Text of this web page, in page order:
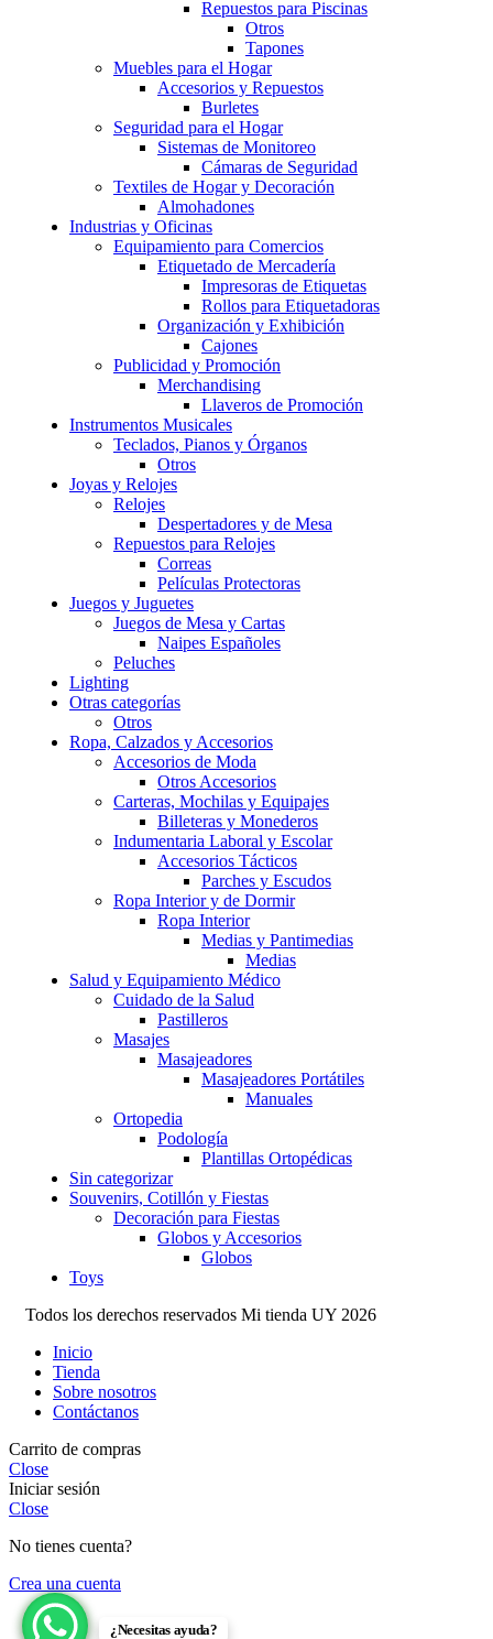
Repuestos para Piscinas
Otros
Tapones
Muebles para el Hogar
Accesorios y Repuestos
Burletes
Seguridad para el Hogar
Sistemas de Monitoreo
Cámaras de Seguridad
Textiles de Hogar y Decoración
Almohadones
Industrias y Oficinas
Equipamiento para Comercios
Etiquetado de Mercadería
Impresoras de Etiquetas
Rollos para Etiquetadoras
Organización y Exhibición
Cajones
Publicidad y Promoción
Merchandising
Llaveros de Promoción
Instrumentos Musicales
Teclados, Pianos y Órganos
Otros
Joyas y Relojes
Relojes
Despertadores y de Mesa
Repuestos para Relojes
Correas
Películas Protectoras
Juegos y Juguetes
Juegos de Mesa y Cartas
Naipes Españoles
Peluches
Lighting
Otras categorías
Otros
Ropa, Calzados y Accesorios
Accesorios de Moda
Otros Accesorios
Carteras, Mochilas y Equipajes
Billeteras y Monederos
Indumentaria Laboral y Escolar
Accesorios Tácticos
Parches y Escudos
Ropa Interior y de Dormir
Ropa Interior
Medias y Pantimedias
Medias
Salud y Equipamiento Médico
Cuidado de la Salud
Pastilleros
Masajes
Masajeadores
Masajeadores Portátiles
Manuales
Ortopedia
Podología
Plantillas Ortopédicas
Sin categorizar
Souvenirs, Cotillón y Fiestas
Decoración para Fiestas
Globos y Accesorios
Globos
Toys
Todos los derechos reservados Mi tienda UY 2026
Inicio
Tienda
Sobre nosotros
Contáctanos
Carrito de compras
Close
Iniciar sesión
Close
No tienes cuenta?
Crea una cuenta
¿Necesitas ayuda?